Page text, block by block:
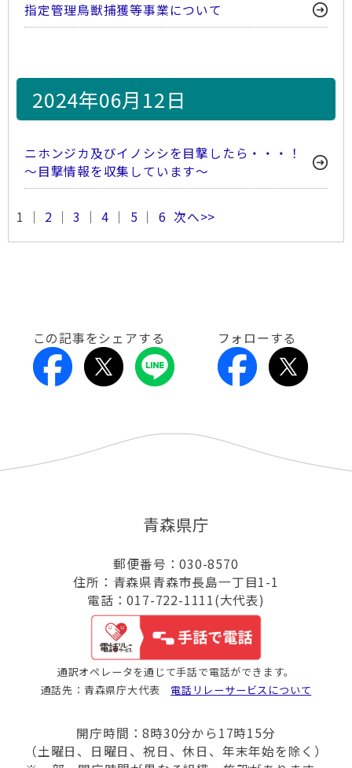
指定管理鳥獣捕獲等事業について
2024年06月12日
ニホンジカ及びイノシシを目撃したら・・・！
～目撃情報を収集しています～
1 ｜ 2 ｜3 ｜4 ｜ 5 ｜ 6 次へ>>
この記事をシェアする フォローする
青森県庁
郵便番号：030-8570
住所：青森県青森市長島一丁目1-1
電話：017-722-1111(大代表)
通訳オペレータを通じて手話で電話ができます。
通話先：青森県庁大代表 電話リレーサービスについて
開庁時間：8時30分から17時15分
（土曜日、日曜日、祝日、休日、年末年始を除く）